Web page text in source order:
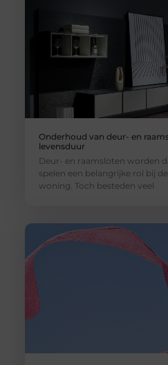
Onderhoud van deur- en
levensduur
Deur- en raamsloten worden
spelen een belangrijke rol bij
woning. Toch besteden veel